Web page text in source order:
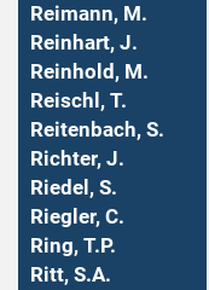
Reimann, M.
Reinhart, J.
Reinhold, M.
Reischl, T.
Reitenbach, S.
Richter, J.
Riedel, S.
Riegler, C.
Ring, T.P.
Ritt, S.A.